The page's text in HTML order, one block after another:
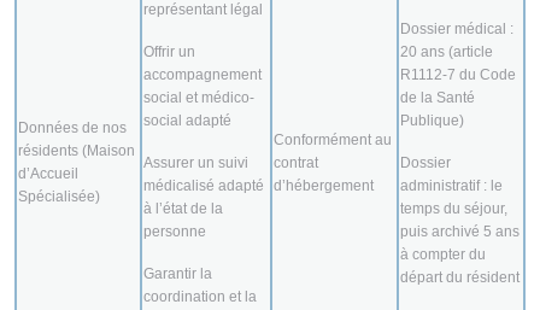
Données de nos
résidents (Maison
d’Accueil
Spécialisée)
représentant légal
Offrir un
accompagnement
social et médico-
social adapté
Assurer un suivi
médicalisé adapté
à l’état de la
personne
Garantir la
coordination et la
Conformément au
contrat
d’hébergement
Dossier médical :
20 ans (article
R1112-7 du Code
de la Santé
Publique)
Dossier
administratif : le
temps du séjour,
puis archivé 5 ans
à compter du
départ du résident